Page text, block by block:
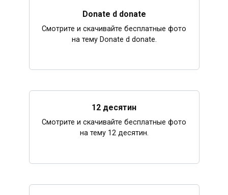
Donate d donate
Смотрите и скачивайте бесплатные фото
на тему Donate d donate.
12 десятин
Смотрите и скачивайте бесплатные фото
на тему 12 десятин.